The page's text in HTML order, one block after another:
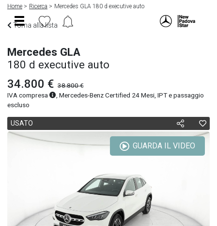
Home Ricerca Mercedes GLA 180 d executive auto
Torna alla lista
Mercedes GLA
180 d executive auto
34.800 € 38.800 €
IVA compresa
, Mercedes-Benz Certified 24 Mesi, IPT e passaggio
escluso
USATO
GUARDA IL VIDEO